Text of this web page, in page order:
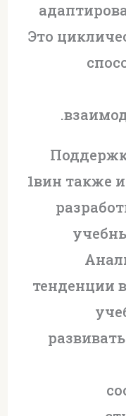
Это
1вин также
тенденции